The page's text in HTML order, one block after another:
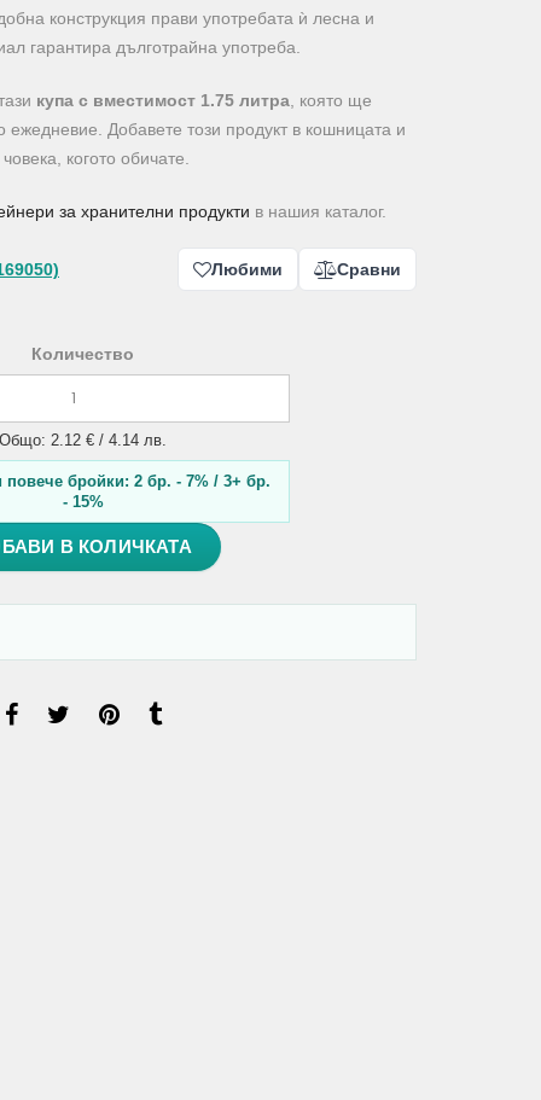
конструкция прави употребата ѝ лесна и
гарантира дълготрайна употреба.
купа с вместимост 1.75 литра , която ще
ежедневие. Добавете този продукт в кошницата и
когото обичате.
за хранителни продукти в нашия каталог.
Любими Сравни
Количество
Общо: 2.12 € / 4.14 лв.
повече бройки: 2 бр. - 7% / 3+ бр.
- 15%
В КОЛИЧКАТА